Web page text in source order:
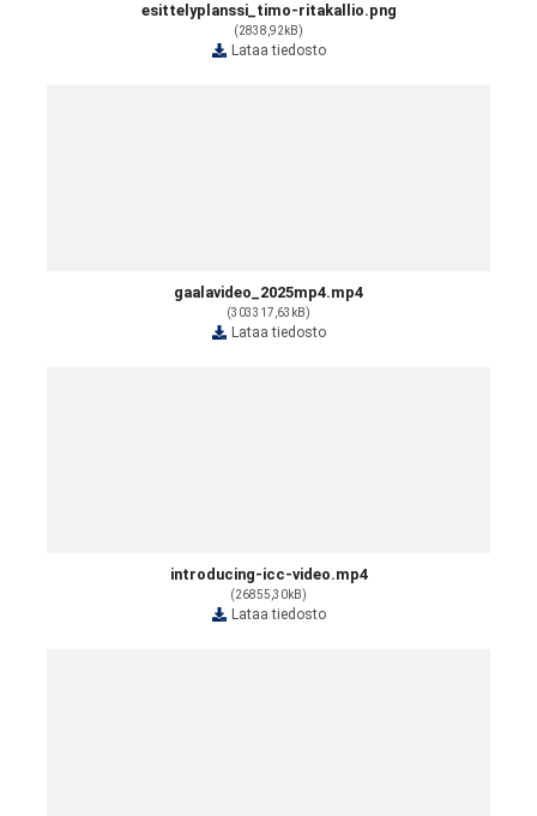
esittelyplanssi_timo-ritakallio.png
(2838,92kB)
Lataa tiedosto
gaalavideo_2025mp4.mp4
(303317,63kB)
Lataa tiedosto
introducing-icc-video.mp4
(26855,30kB)
Lataa tiedosto